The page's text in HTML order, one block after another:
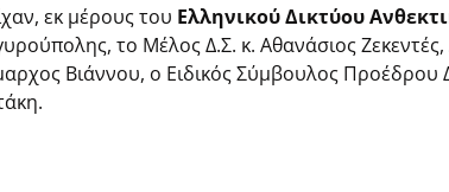
εκ μέρους του Ελληνικού Δικτύου
το Μέλος Δ.Σ. κ. Αθανάσιος
Βιάννου, ο Ειδικός Σύμβουλος Προέδρου